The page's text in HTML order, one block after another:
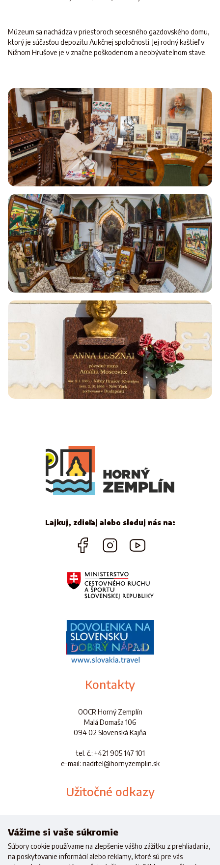
Múzeum sa nachádza v priestoroch secesného gazdovského domu,
ktorý je súčasťou depozitu Aukčnej spoločnosti. Jej rodný kaštieľ v
Nižnom Hrušove je v značne poškodenom a neobývateľnom stave.
Lajkuj, zdieľaj alebo sleduj nás na:
Kontakty
OOCR Horný Zemplín
Malá Domaša 106
094 02 Slovenská Kajňa
tel. č.: +421 905 147 101
e-mail: riaditel@hornyzemplin.sk
Užitočné odkazy
Aplikácia
Vážime si vaše súkromie
Súbory cookie používame na zlepšenie vášho zážitku z prehliadania,
na poskytovanie informácií alebo reklamy, ktoré sú pre vás